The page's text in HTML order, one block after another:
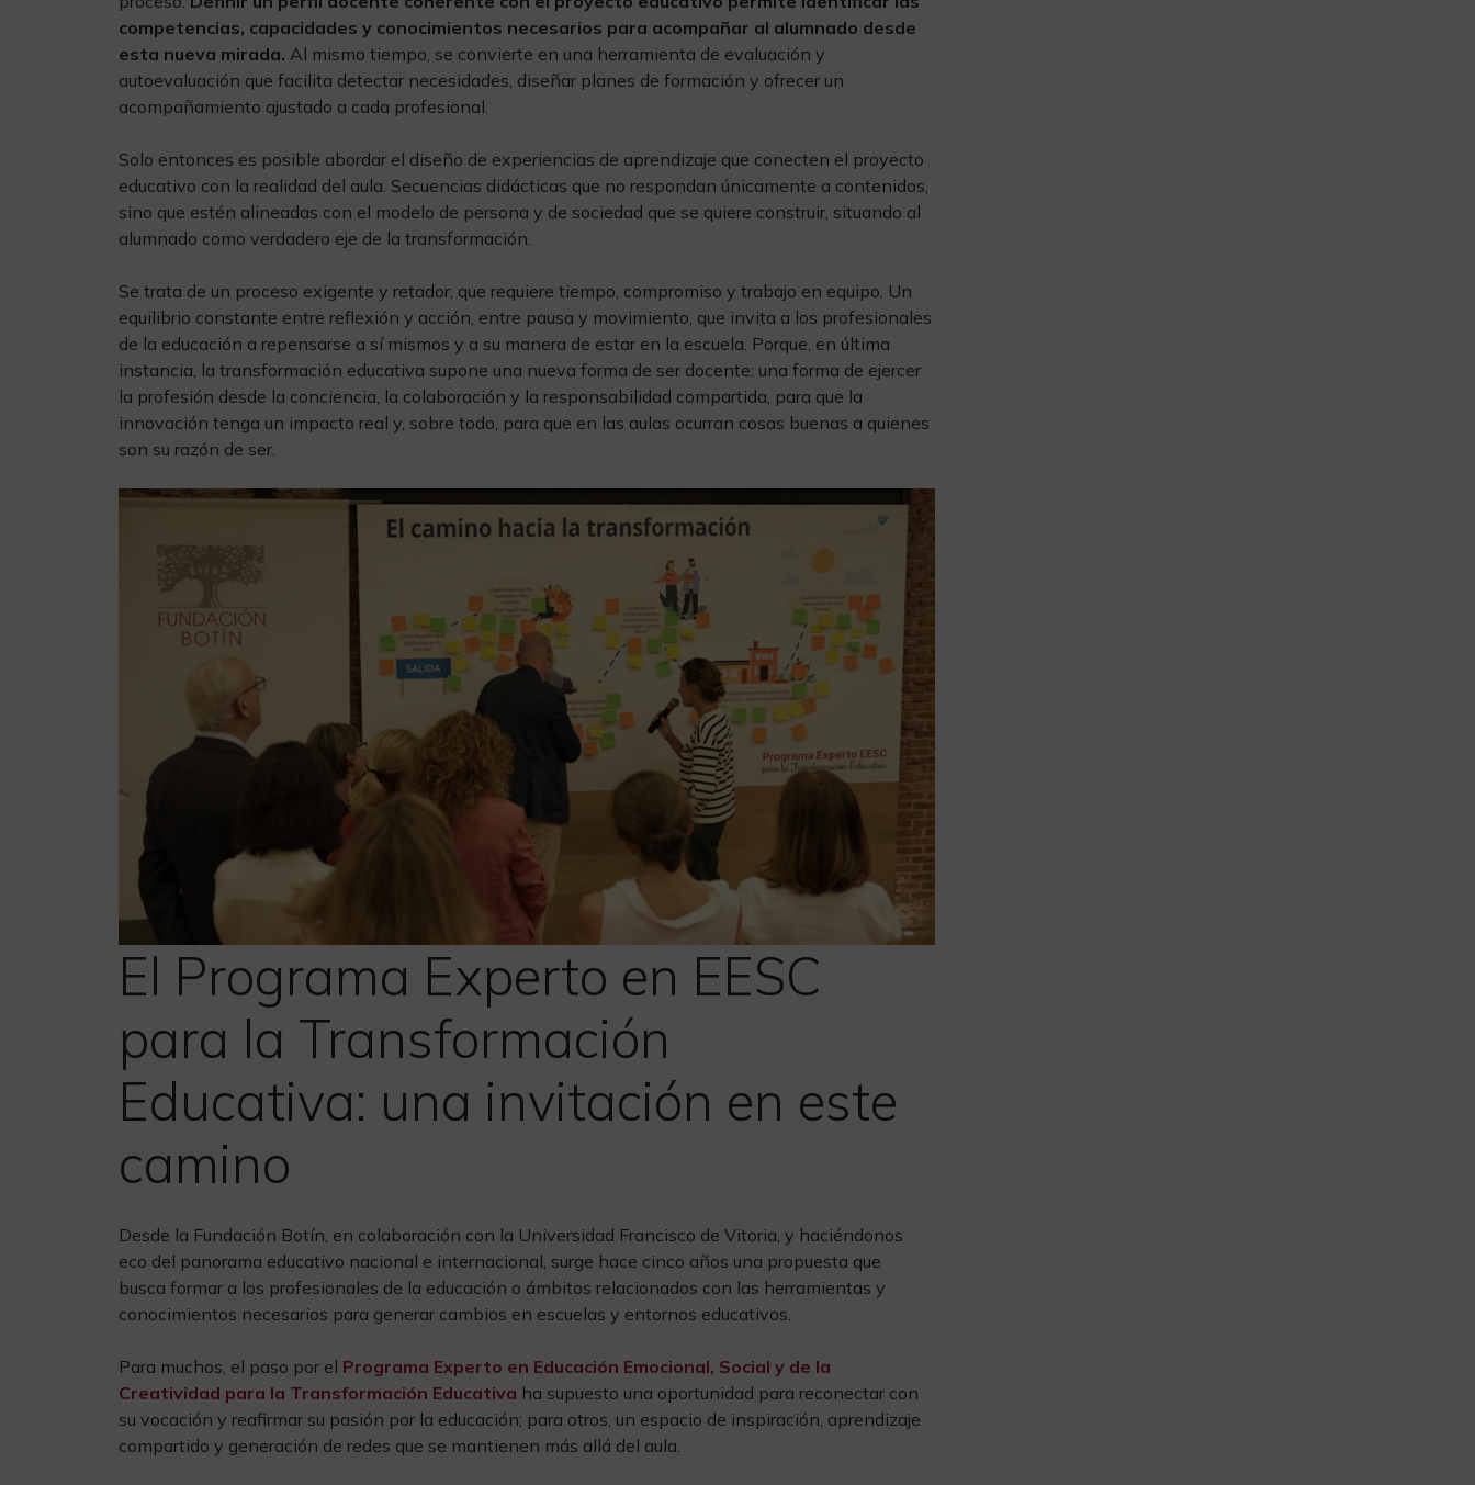
competencias, capacidades y conocimientos necesarios para acompañar al alumnado desde
esta nueva mirada. Al mismo tiempo, se convierte en una herramienta de evaluación y
autoevaluación que facilita detectar necesidades, diseñar planes de formación y ofrecer un
acompañamiento ajustado a cada profesional.
Solo entonces es posible abordar el diseño de experiencias de aprendizaje que conecten el proyecto
educativo con la realidad del aula. Secuencias didácticas que no respondan únicamente a contenidos,
sino que estén alineadas con el modelo de persona y de sociedad que se quiere construir, situando al
alumnado como verdadero eje de la transformación.
Se trata de un proceso exigente y retador, que requiere tiempo, compromiso y trabajo en equipo. Un
equilibrio constante entre reflexión y acción, entre pausa y movimiento, que invita a los profesionales
de la educación a repensarse a sí mismos y a su manera de estar en la escuela. Porque, en última
instancia, la transformación educativa supone una nueva forma de ser docente: una forma de ejercer
la profesión desde la conciencia, la colaboración y la responsabilidad compartida, para que la
innovación tenga un impacto real y, sobre todo, para que en las aulas ocurran cosas buenas a quienes
son su razón de ser.
El Programa Experto en EESC
para la Transformación
Educativa: una invitación en este
camino
Desde la Fundación Botín, en colaboración con la Universidad Francisco de Vitoria, y haciéndonos
eco del panorama educativo nacional e internacional, surge hace cinco años una propuesta que
busca formar a los profesionales de la educación o ámbitos relacionados con las herramientas y
conocimientos necesarios para generar cambios en escuelas y entornos educativos.
Para muchos, el paso por el Programa Experto en Educación Emocional, Social y de la
Creatividad para la Transformación Educativa ha supuesto una oportunidad para reconectar con
su vocación y reafirmar su pasión por la educación; para otros, un espacio de inspiración, aprendizaje
compartido y generación de redes que se mantienen más allá del aula.